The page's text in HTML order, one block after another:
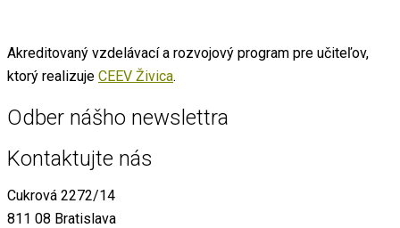
Akreditovaný vzdelávací a rozvojový program pre učiteľov,
ktorý realizuje CEEV Živica.
Odber nášho newslettra
Kontaktujte nás
Cukrová 2272/14
811 08 Bratislava